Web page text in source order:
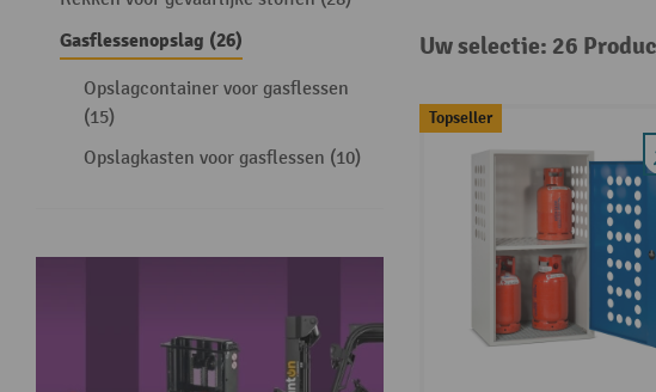
Gasflessenopslag (26)
Opslagcontainer voor gasflessen
(15)
Opslagkasten voor gasflessen (10)
Uw selectie: 26
Topseller